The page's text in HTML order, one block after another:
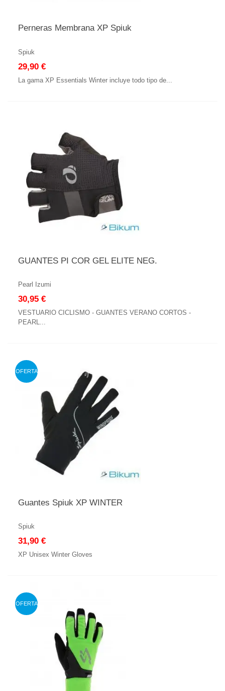
Perneras Membrana XP Spiuk
Spiuk
29,90 €
La gama XP Essentials Winter incluye todo tipo de...
GUANTES PI COR GEL ELITE NEG.
Pearl Izumi
30,95 €
VESTUARIO CICLISMO - GUANTES VERANO CORTOS -
PEARL...
OFERTA
Guantes Spiuk XP WINTER
Spiuk
31,90 €
XP Unisex Winter Gloves
OFERTA